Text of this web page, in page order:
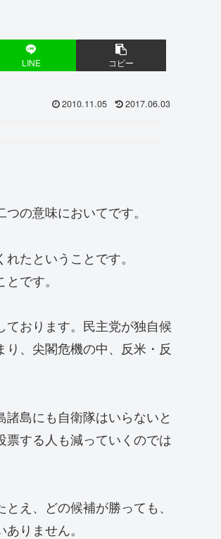
LINE コピー
2010.11.05 2017.06.03
の意味においてです。
たということです。
です。
おります。民主党が独自候
、尖閣危機の中、反米・反
島にも自衛隊はいらないと
する人も減っていくのでは
え、どの候補が勝っても、
りません。